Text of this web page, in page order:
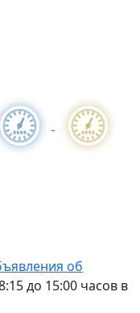
об
до 15:00 часов в